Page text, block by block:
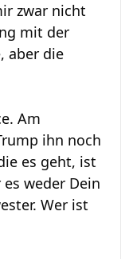
zwar nicht
mit der
aber die
Am
ihn noch
es geht, ist
weder Dein
Wer ist